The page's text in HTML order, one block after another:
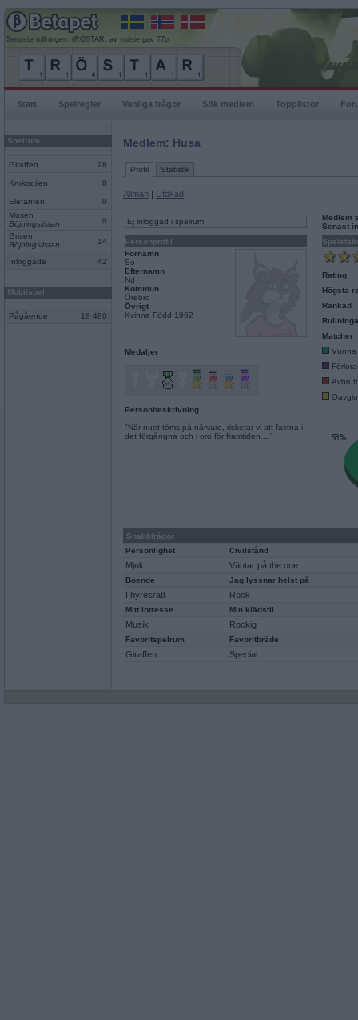
Senaste rullningen, tRÖSTAR, av trulsie gav 77p
Start Spelregler Vanliga frågor Sök medlem Topplistor
Spelrum
Giraffen 28
Krokodilen 0
Elefanten
0
Musen
Böjningslistan
0
Grisen
Böjningslistan
14
Inloggade 42
Mobilspel
Pågående 18 480
Medlem: Husa
Profil Statistik
Allmän | Utökad
Ej inloggad i spelrum
Personprofil
Förnamn
So
Efternamn
Nd
Kommun
Örebro
Övrigt
Kvinna Född 1962
Medaljer
Personbeskrivning
"När nuet töms på närvaro, riskerar vi att fastna i
det förgångna och i oro för framtiden...."
Medlem
Senast
Rating
Högsta
Rankad
Matcher
Vunna
Snabbfrågor
Personlighet
Civilstånd
Mjuk Väntar på the one
Boende Jag lyssnar helst på
I hyresrätt Rock
Mitt intresse Min klädstil
Musik Rockig
Favoritspelrum Favoritbräde
Giraffen Special